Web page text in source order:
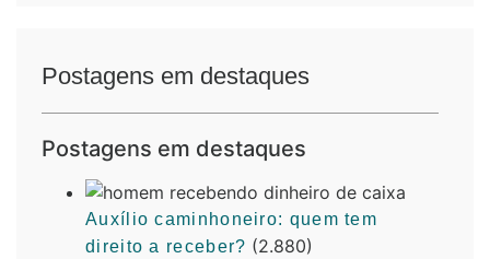
Postagens em destaques
Postagens em destaques
Auxílio caminhoneiro: quem tem
direito a receber? (2.880)